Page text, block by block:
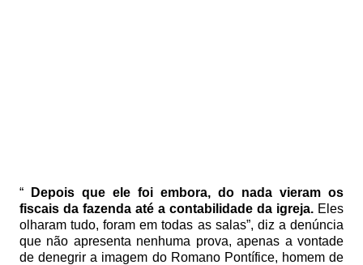
“ Depois que ele foi embora, do nada vieram os
fiscais da fazenda até a contabilidade da igreja. Eles
olharam tudo, foram em todas as salas”, diz a denúncia
que não apresenta nenhuma prova, apenas a vontade
de denegrir a imagem do Romano Pontífice, homem de